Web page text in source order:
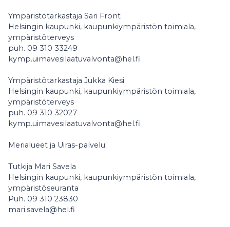
Ympäristötarkastaja Sari Front
Helsingin kaupunki, kaupunkiympäristön toimiala,
ympäristöterveys
puh. 09 310 33249
kymp.uimavesilaatuvalvonta@hel.fi
Ympäristötarkastaja Jukka Kiesi
Helsingin kaupunki, kaupunkiympäristön toimiala,
ympäristöterveys
puh. 09 310 32027
kymp.uimavesilaatuvalvonta@hel.fi
Merialueet ja Uiras-palvelu:
Tutkija Mari Savela
Helsingin kaupunki, kaupunkiympäristön toimiala,
ympäristöseuranta
Puh. 09 310 23830
mari.savela@hel.fi